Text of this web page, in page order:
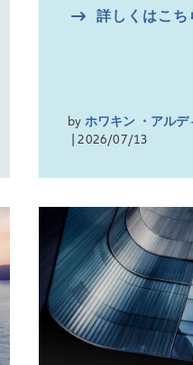
詳しくはこち
by ホワキン ・アルデ
| 2026/07/13